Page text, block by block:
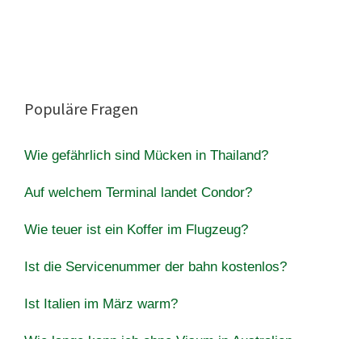
Populäre Fragen
Wie gefährlich sind Mücken in Thailand?
Auf welchem Terminal landet Condor?
Wie teuer ist ein Koffer im Flugzeug?
Ist die Servicenummer der bahn kostenlos?
Ist Italien im März warm?